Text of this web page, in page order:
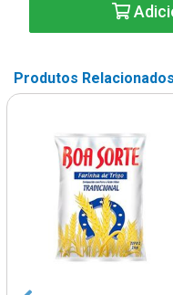
Produtos Relacionados